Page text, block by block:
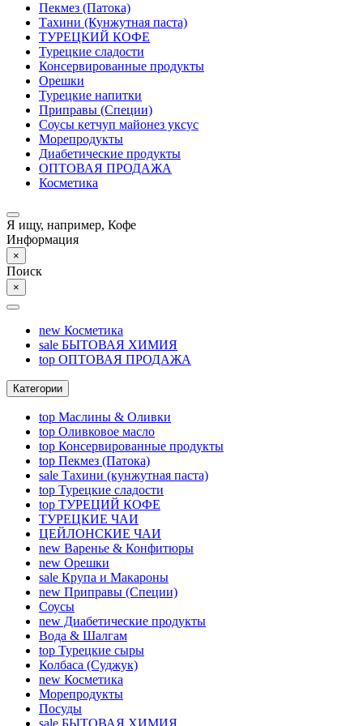
Пекмез (Патока)
Тахини (Кунжутная паста)
ТУРЕЦКИЙ КОФЕ
Турецкие сладости
Консервированные продукты
Орешки
Турецкие напитки
Приправы (Специи)
Соусы кетчуп майонез уксус
Морепродукты
Диабетические продукты
ОПТОВАЯ ПРОДАЖА
Косметика
Я ищу, например, Кофе
Информация
×
Поиск
×
new Косметика
sale БЫТОВАЯ ХИМИЯ
top ОПТОВАЯ ПРОДАЖА
Категории
top Маслины & Оливки
top Оливковое масло
top Консервированные продукты
top Пекмез (Патока)
sale Тахини (кунжутная паста)
top Турецкие сладости
top ТУРЕЦИЙ КОФЕ
ТУРЕЦКИЕ ЧАИ
ЦЕЙЛОНСКИЕ ЧАИ
new Варенье & Конфитюры
new Орешки
sale Крупа и Макароны
new Приправы (Специи)
Соусы
new Диабетические продукты
Вода & Шалгам
top Турецкие сыры
Колбаса (Суджук)
new Косметика
Морепродукты
Посуды
sale БЫТОВАЯ ХИМИЯ